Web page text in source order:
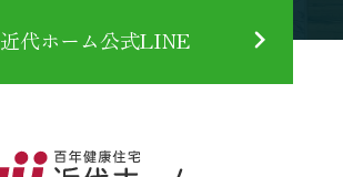
近代ホーム公式LINE